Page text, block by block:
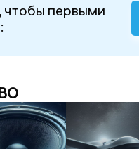
чтобы первыми